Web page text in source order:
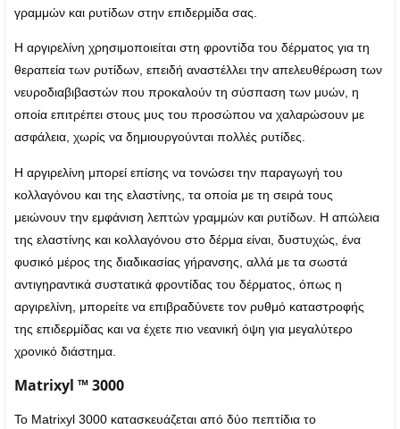
γραμμών και ρυτίδων στην επιδερμίδα σας.
Η αργιρελίνη χρησιμοποιείται στη φροντίδα του δέρματος για τη
θεραπεία των ρυτίδων, επειδή αναστέλλει την απελευθέρωση των
νευροδιαβιβαστών που προκαλούν τη σύσπαση των μυών, η
οποία επιτρέπει στους μυς του προσώπου να χαλαρώσουν με
ασφάλεια, χωρίς να δημιουργούνται πολλές ρυτίδες.
Η αργιρελίνη μπορεί επίσης να τονώσει την παραγωγή του
κολλαγόνου και της ελαστίνης, τα οποία με τη σειρά τους
μειώνουν την εμφάνιση λεπτών γραμμών και ρυτίδων. Η απώλεια
της ελαστίνης και κολλαγόνου στο δέρμα είναι, δυστυχώς, ένα
φυσικό μέρος της διαδικασίας γήρανσης, αλλά με τα σωστά
αντιγηραντικά συστατικά φροντίδας του δέρματος, όπως η
αργιρελίνη, μπορείτε να επιβραδύνετε τον ρυθμό καταστροφής
της επιδερμίδας και να έχετε πιο νεανική όψη για μεγαλύτερο
χρονικό διάστημα.
Matrixyl ™ 3000
Το Matrixyl 3000 κατασκευάζεται από δύο πεπτίδια το